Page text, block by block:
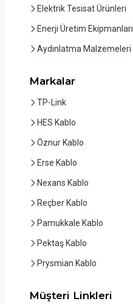
Elektrik Tesisat Ürünleri
Enerji Üretim Ekipmanları
Aydınlatma Malzemeleri
Markalar
TP-Link
HES Kablo
Öznur Kablo
Erse Kablo
Nexans Kablo
Reçber Kablo
Pamukkale Kablo
Pektaş Kablo
Prysmian Kablo
Müşteri Linkleri